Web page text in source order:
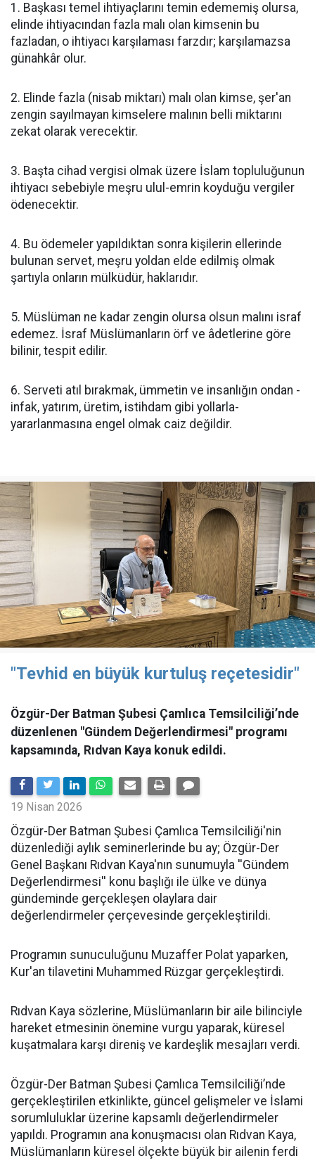
1. Başkası temel ihtiyaçlarını temin edememiş olursa,
elinde ihtiyacından fazla malı olan kimsenin bu
fazladan, o ihtiyacı karşılaması farzdır; karşılamazsa
günahkâr olur.
2. Elinde fazla (nisab miktarı) malı olan kimse, şer'an
zengin sayılmayan kimselere malının belli miktarını
zekat olarak verecektir.
3. Başta cihad vergisi olmak üzere İslam topluluğunun
ihtiyacı sebebiyle meşru ulul-emrin koyduğu vergiler
ödenecektir.
4. Bu ödemeler yapıldıktan sonra kişilerin ellerinde
bulunan servet, meşru yoldan elde edilmiş olmak
şartıyla onların mülküdür, haklarıdır.
5. Müslüman ne kadar zengin olursa olsun malını israf
edemez. İsraf Müslümanların örf ve âdetlerine göre
bilinir, tespit edilir.
6. Serveti atıl bırakmak, ümmetin ve insanlığın ondan -
infak, yatırım, üretim, istihdam gibi yollarla-
yararlanmasına engel olmak caiz değildir.
"Tevhid en büyük kurtuluş reçetesidir"
Özgür-Der Batman Şubesi Çamlıca Temsilciliği’nde
düzenlenen "Gündem Değerlendirmesi" programı
kapsamında, Rıdvan Kaya konuk edildi.
19 Nisan 2026
​Özgür-Der Batman Şubesi Çamlıca Temsilciliği'nin
düzenlediği aylık seminerlerinde bu ay; Özgür-Der
Genel Başkanı Rıdvan Kaya'nın sunumuyla ''Gündem
Değerlendirmesi'' konu başlığı ile ülke ve dünya
gündeminde gerçekleşen olaylara dair
değerlendirmeler çerçevesinde gerçekleştirildi.
Programın sunuculuğunu Muzaffer Polat yaparken,
Kur'an tilavetini Muhammed Rüzgar gerçekleştirdi.
Rıdvan Kaya sözlerine, Müslümanların bir aile bilinciyle
hareket etmesinin önemine vurgu yaparak, küresel
kuşatmalara karşı direniş ve kardeşlik mesajları verdi.
Özgür-Der Batman Şubesi Çamlıca Temsilciliği’nde
gerçekleştirilen etkinlikte, güncel gelişmeler ve İslami
sorumluluklar üzerine kapsamlı değerlendirmeler
yapıldı. Programın ana konuşmacısı olan Rıdvan Kaya,
Müslümanların küresel ölçekte büyük bir ailenin ferdi